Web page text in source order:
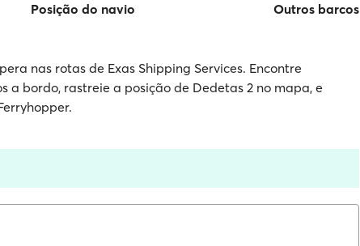
Posição do navio Outros barcos
nas rotas de Exas Shipping Services. Encontre
a bordo, rastreie a posição de Dedetas 2 no mapa, e